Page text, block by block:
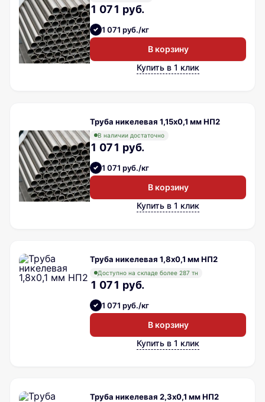
1 071 руб.
1 071 руб./кг
В корзину
Купить в 1 клик
Труба никелевая 1,15х0,1 мм НП2
В наличии достаточно
1 071 руб.
1 071 руб./кг
В корзину
Купить в 1 клик
Труба никелевая 1,8х0,1 мм НП2
Доступно на складе более 287 тн
1 071 руб.
1 071 руб./кг
В корзину
Купить в 1 клик
Труба никелевая 2,3х0,1 мм НП2